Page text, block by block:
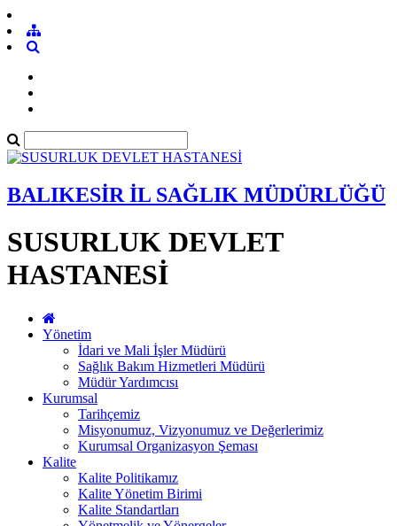
BALIKESİR İL SAĞLIK MÜDÜRLÜĞÜ
SUSURLUK DEVLET
HASTANESİ
Yönetim
İdari ve Mali İşler Müdürü
Sağlık Bakım Hizmetleri Müdürü
Müdür Yardımcısı
Kurumsal
Tarihçemiz
Misyonumuz, Vizyonumuz ve Değerlerimiz
Kurumsal Organizasyon Şeması
Kalite
Kalite Politikamız
Kalite Yönetim Birimi
Kalite Standartları